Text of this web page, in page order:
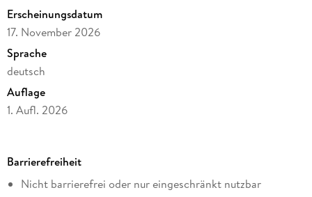
Erscheinungsdatum
17. November 2026
Sprache
deutsch
Auflage
1. Aufl. 2026
Altersempfehlung
ab 10 Jahre
Barrierefreiheit
Nicht barrierefrei oder nur eingeschränkt nutzbar